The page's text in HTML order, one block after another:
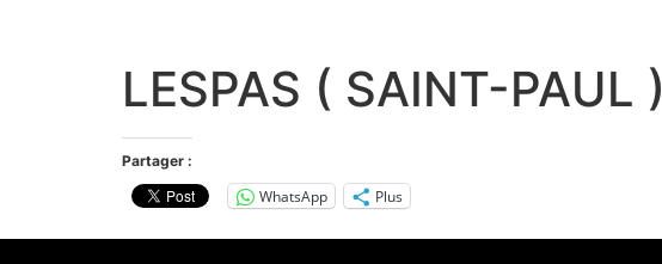
LESPAS ( SAINT-PAUL )
Partager :
WhatsApp Plus